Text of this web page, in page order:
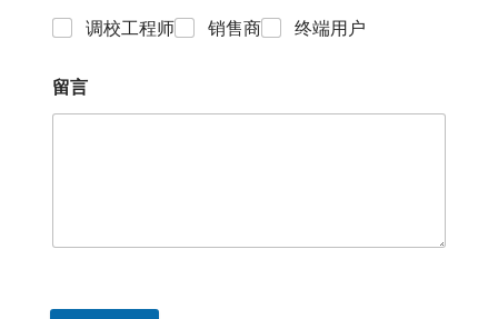
调校工程师
销售商 终端用户
留言